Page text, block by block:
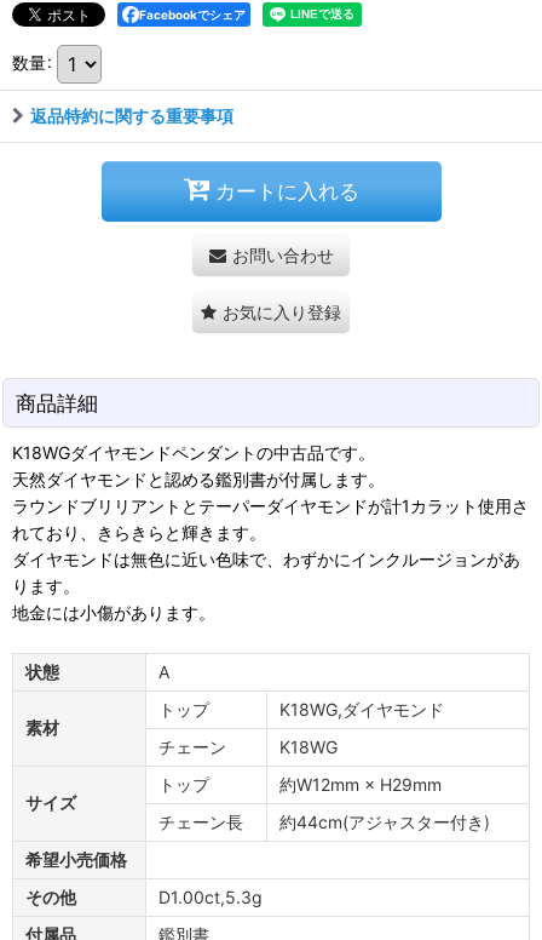
Facebookでシェア
数量:
返品特約に関する重要事項
カートに入れる
お問い合わせ
お気に入り登録
商品詳細
K18WGダイヤモンドペンダントの中古品です。
天然ダイヤモンドと認める鑑別書が付属します。
ラウンドブリリアントとテーパーダイヤモンドが計1カラット使用さ
れており、きらきらと輝きます。
ダイヤモンドは無色に近い色味で、わずかにインクルージョンがあ
ります。
地金には小傷があります。
状態 A
素材
トップ
K18WG,ダイヤモンド
チェーン
K18WG
サイズ
トップ
約W12mm × H29mm
チェーン長
約44cm(アジャスター付き)
希望小売価格
その他
D1.00ct,5.3g
付属品
鑑別書